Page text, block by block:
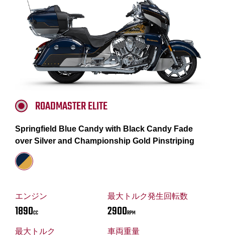
エンジン
1890CC
最大トルク発生回転数
2900RPM
最大トルク 車両重量
ROADMASTER ELITE
Springfield Blue Candy with Black Candy Fade
over Silver and Championship Gold Pinstriping